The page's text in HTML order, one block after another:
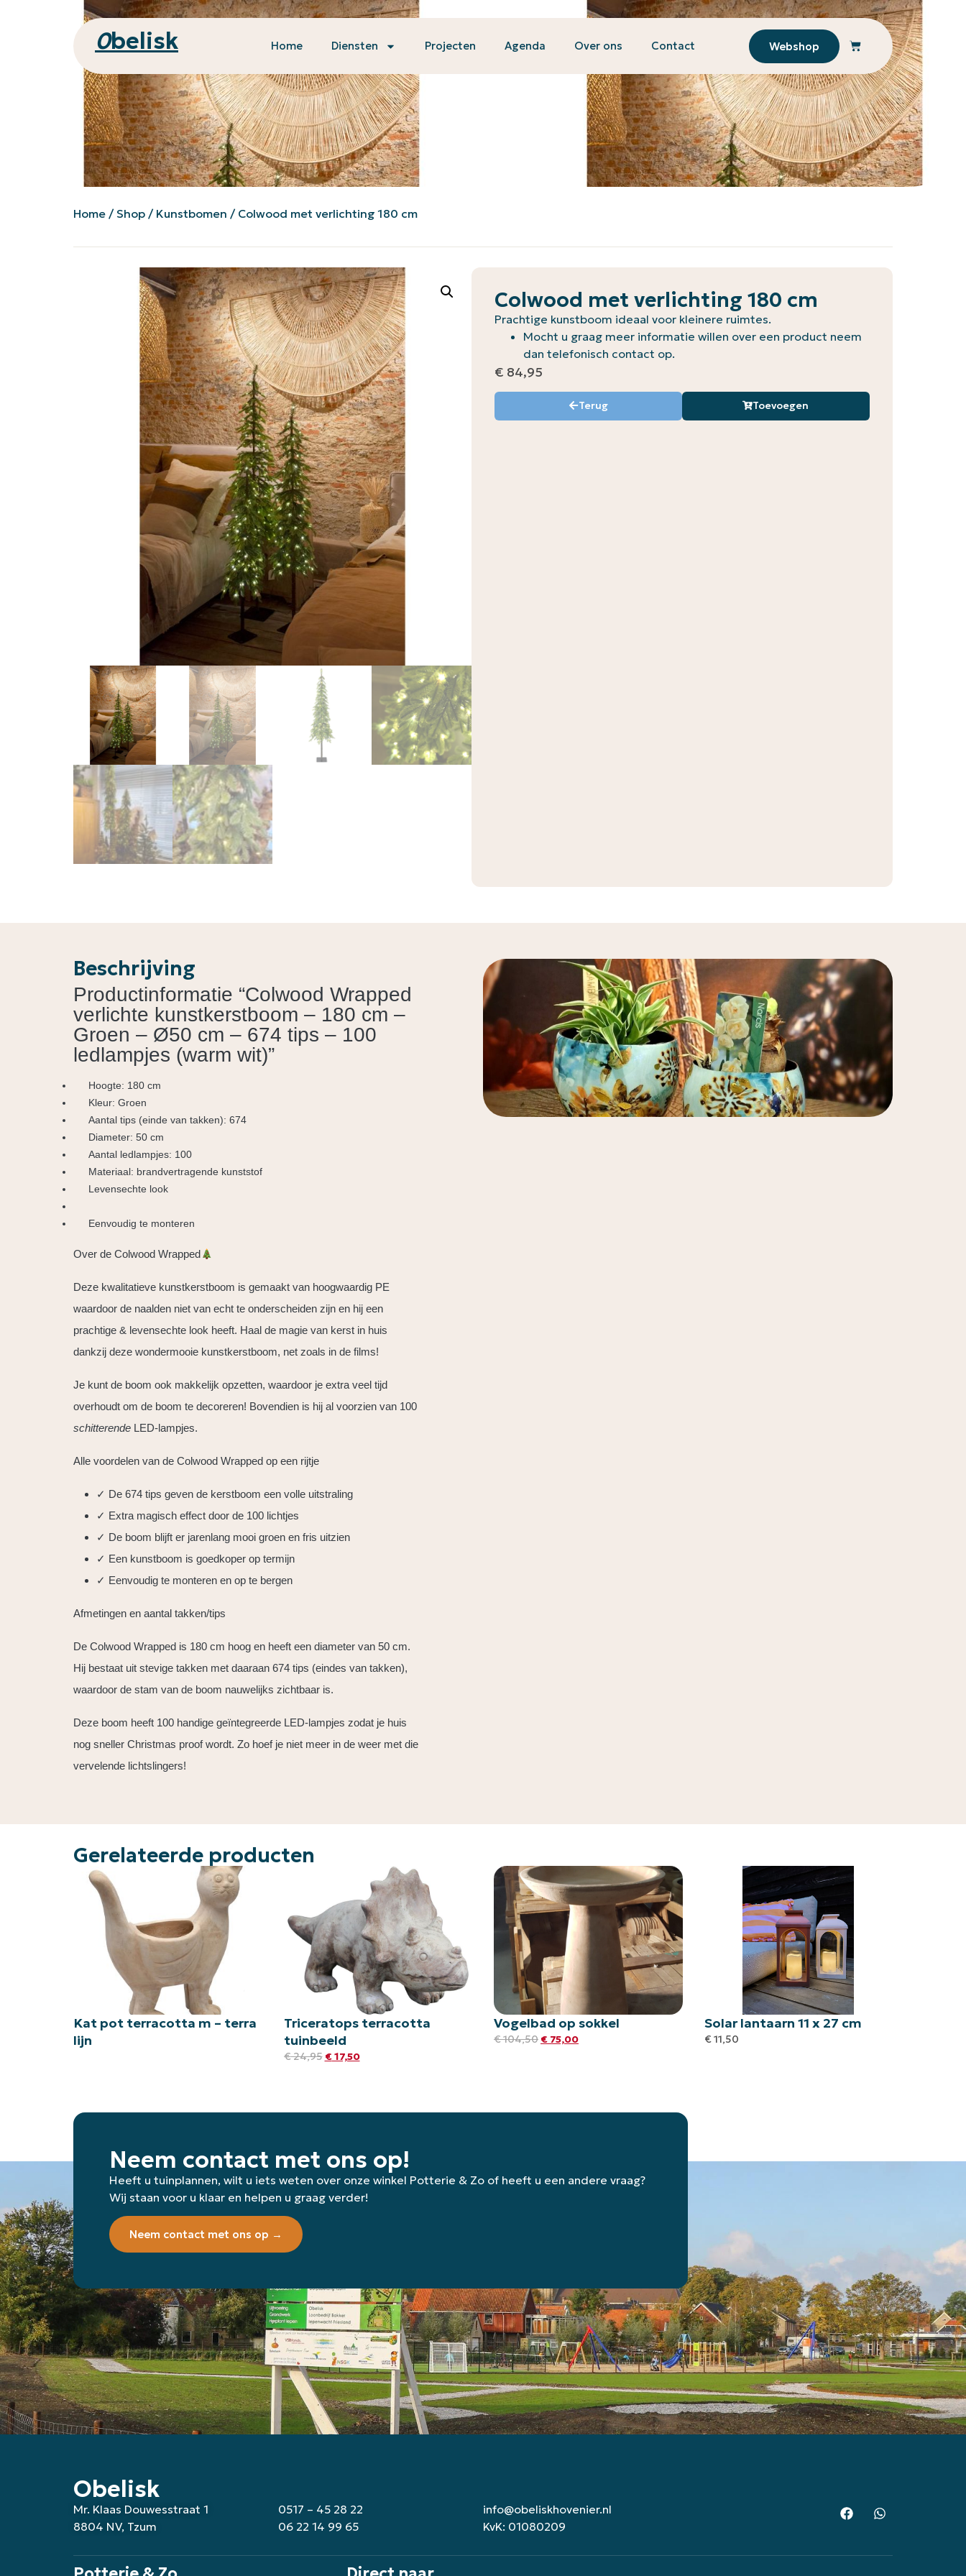
0belisk Home Diensten Projecten Agenda Over ons Contact Webshop
Home / Shop / Kunstbomen / Colwood met verlichting 180 cm
Colwood met verlichting 180 cm
Prachtige kunstboom ideaal voor kleinere ruimtes.
Mocht u graag meer informatie willen over een product neem
dan telefonisch contact op.
€ 84,95
Terug Toevoegen
Beschrijving
Productinformatie “Colwood Wrapped
verlichte kunstkerstboom – 180 cm –
Groen – Ø50 cm – 674 tips – 100
ledlampjes (warm wit)”
Hoogte: 180 cm
Kleur: Groen
Aantal tips (einde van takken): 674
Diameter: 50 cm
Aantal ledlampjes: 100
Materiaal: brandvertragende kunststof
Levensechte look
Eenvoudig te monteren
Over de Colwood Wrapped
Deze kwalitatieve kunstkerstboom is gemaakt van hoogwaardig PE
waardoor de naalden niet van echt te onderscheiden zijn en hij een
prachtige & levensechte look heeft. Haal de magie van kerst in huis
dankzij deze wondermooie kunstkerstboom, net zoals in de films!
Je kunt de boom ook makkelijk opzetten, waardoor je extra veel tijd
overhoudt om de boom te decoreren! Bovendien is hij al voorzien van 100
schitterende LED-lampjes.
Alle voordelen van de Colwood Wrapped op een rijtje
✓ De 674 tips geven de kerstboom een volle uitstraling
✓ Extra magisch effect door de 100 lichtjes
✓ De boom blijft er jarenlang mooi groen en fris uitzien
✓ Een kunstboom is goedkoper op termijn
✓ Eenvoudig te monteren en op te bergen
Afmetingen en aantal takken/tips
De Colwood Wrapped is 180 cm hoog en heeft een diameter van 50 cm.
Hij bestaat uit stevige takken met daaraan 674 tips (eindes van takken),
waardoor de stam van de boom nauwelijks zichtbaar is.
Deze boom heeft 100 handige geïntegreerde LED-lampjes zodat je huis
nog sneller Christmas proof wordt. Zo hoef je niet meer in de weer met die
vervelende lichtslingers!
Gerelateerde producten
Kat pot terracotta m – terra
lijn
Triceratops terracotta
tuinbeeld
€24,95 €17,50
Vogelbad op sokkel
€104,50 € 75,00
Solar lantaarn 11 x 27 cm
€11,50
Neem contact met ons op!
Heeft u tuinplannen, wilt u iets weten over onze winkel Potterie & Zo of heeft u een andere vraag?
Wij staan voor u klaar en helpen u graag verder!
Neem contact met ons op →
Obelisk
Mr. Klaas Douwesstraat 1
8804 NV, Tzum
0517 – 45 28 22
06 22 14 99 65
info@obeliskhovenier.nl
KvK: 01080209